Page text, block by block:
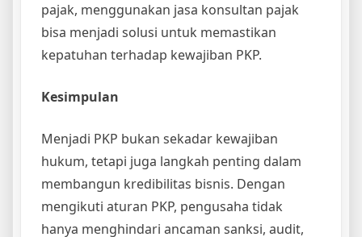
pajak, menggunakan jasa konsultan pajak
bisa menjadi solusi untuk memastikan
kepatuhan terhadap kewajiban PKP.
Kesimpulan
Menjadi PKP bukan sekadar kewajiban
hukum, tetapi juga langkah penting dalam
membangun kredibilitas bisnis. Dengan
mengikuti aturan PKP, pengusaha tidak
hanya menghindari ancaman sanksi, audit,